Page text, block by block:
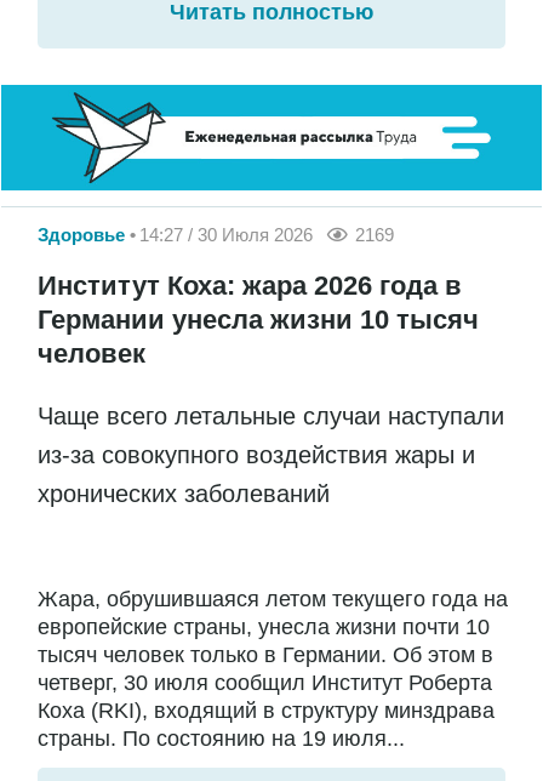
Читать полностью
Здоровье 14:27 / 30 Июля 2026 2169
Институт Коха: жара 2026 года в
Германии унесла жизни 10 тысяч
человек
Чаще всего летальные случаи наступали
из-за совокупного воздействия жары и
хронических заболеваний
Жара, обрушившаяся летом текущего года на
европейские страны, унесла жизни почти 10
тысяч человек только в Германии. Об этом в
четверг, 30 июля сообщил Институт Роберта
Коха (RKI), входящий в структуру минздрава
страны. По состоянию на 19 июля...